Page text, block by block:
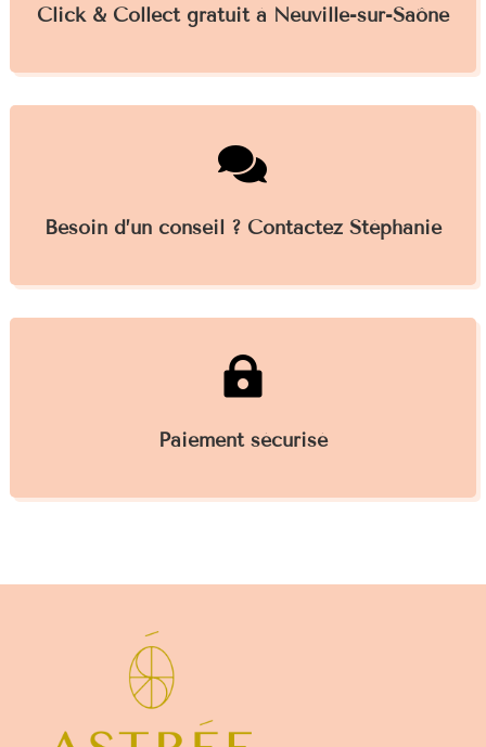
Click & Collect gratuit à Neuville-sur-Saône

Besoin d’un conseil ? Contactez Stéphanie

Paiement sécurisé